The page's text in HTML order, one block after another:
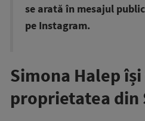
se arată în mesajul
pe Instagram.
Simona Halep
proprietatea din